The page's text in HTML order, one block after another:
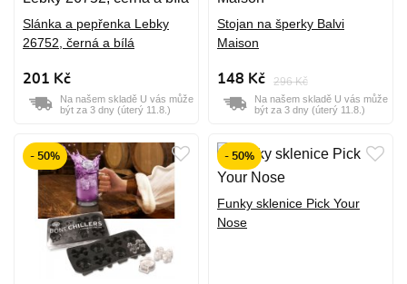
Slánka a pepřenka Lebky
26752, černá a bílá
201 Kč
Na našem skladě U vás může
být za 3 dny (úterý 11.8.)
Stojan na šperky Balvi
Maison
148 Kč 296 Kč
Na našem skladě U vás může
být za 3 dny (úterý 11.8.)
- 50% - 50%
Funky sklenice Pick Your
Nose